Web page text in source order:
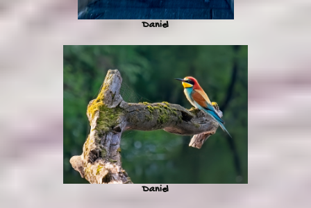
Daniel
Daniel